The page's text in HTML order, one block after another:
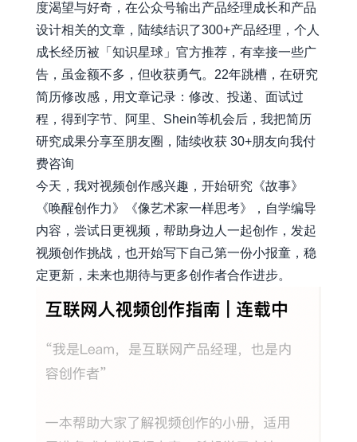
度渴望与好奇，在公众号输出产品经理成长和产品
设计相关的文章，陆续结识了300+产品经理，个人
成长经历被「知识星球」官方推荐，有幸接一些广
告，虽金额不多，但收获勇气。22年跳槽，在研究
简历修改感，用文章记录：修改、投递、面试过
程，得到字节、阿里、Shein等机会后，我把简历
研究成果分享至朋友圈，陆续收获 30+朋友向我付
费咨询
今天，我对视频创作感兴趣，开始研究《故事》
《唤醒创作力》《像艺术家一样思考》，自学编导
内容，尝试日更视频，帮助身边人一起创作，发起
视频创作挑战，也开始写下自己第一份小报童，稳
定更新，未来也期待与更多创作者合作进步。